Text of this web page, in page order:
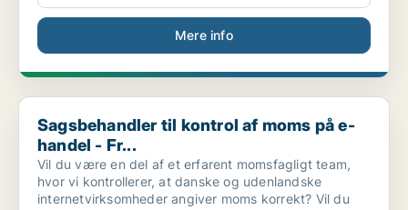
Mere info
Sagsbehandler til kontrol af moms på e-handel - Fr...
Sagsbehandler til kontrol af moms på e-
handel - Fr...
Vil du være en del af et erfarent momsfagligt team,
hvor vi kontrollerer, at danske og udenlandske
internetvirksomheder angiver moms korrekt? Vil du